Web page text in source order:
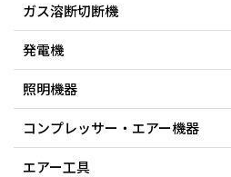
ガス溶断切断機
発電機
照明機器
コンプレッサー・エアー機器
エアー工具